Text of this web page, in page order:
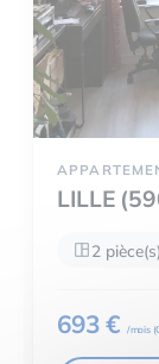
LILLE
2 pièce(s)
693 € /mois (